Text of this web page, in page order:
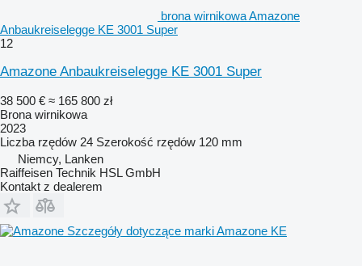
brona wirnikowa Amazone
Anbaukreiselegge KE 3001 Super
12
Amazone Anbaukreiselegge KE 3001 Super
38 500 € ≈ 165 800 zł
Brona wirnikowa
2023
Liczba rzędów 24 Szerokość rzędów 120 mm
Niemcy, Lanken
Raiffeisen Technik HSL GmbH
Kontakt z dealerem
Szczegóły dotyczące marki Amazone KE